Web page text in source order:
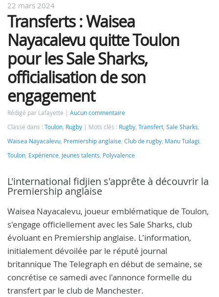
22 mars 2024
Transferts : Waisea
Nayacalevu quitte Toulon
pour les Sale Sharks,
officialisation de son
engagement
Rédigé par Lafayette
Aucun commentaire
Classé dans : Toulon, Rugby Mots clés : Rugby, Transfert, Sale Sharks,
Waisea Nayacalevu, Premiership anglaise, Club de rugby, Manu Tuilagi,
Toulon, Expérience, Jeunes talents, Polyvalence
L'international fidjien s'apprête à découvrir la
Premiership anglaise
Waisea Nayacalevu, joueur emblématique de Toulon,
s'engage officiellement avec les Sale Sharks, club
évoluant en Premiership anglaise. L'information,
initialement dévoilée par le réputé journal
britannique The Telegraph en début de semaine, se
concrétise ce samedi avec l'annonce formelle du
transfert par le club de Manchester.